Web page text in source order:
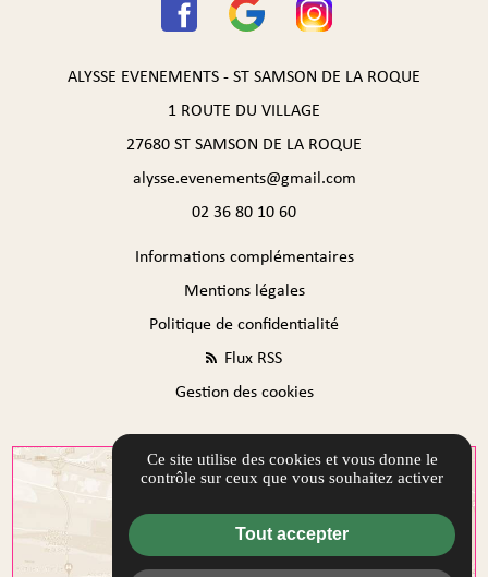
ALYSSE EVENEMENTS - ST SAMSON DE LA ROQUE
1 ROUTE DU VILLAGE
27680 ST SAMSON DE LA ROQUE
alysse.evenements@gmail.com
02 36 80 10 60
Informations complémentaires
Mentions légales
Politique de confidentialité
Flux RSS
Gestion des cookies
Ce site utilise des cookies et vous donne le
contrôle sur ceux que vous souhaitez activer
Tout accepter